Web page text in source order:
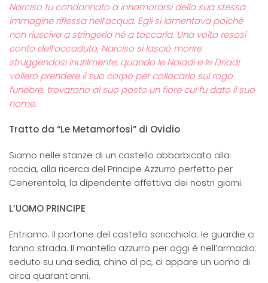
Narciso fu condannato a innamorarsi della sua stessa
immagine riflessa nell’acqua. Egli si lamentava poiché
non riusciva a stringerla né a toccarla. Una volta resosi
conto dell’accaduto, Narciso si lasciò morire
struggendosi inutilmente; quando le Naiadi e le Driadi
vollero prendere il suo corpo per collocarlo sul rogo
funebre, trovarono al suo posto un fiore cui fu dato il suo
nome.
Tratto da “Le Metamorfosi” di Ovidio
​Siamo nelle stanze di un castello abbarbicato alla
roccia, alla ricerca del Principe Azzurro perfetto per
Cenerentola, la dipendente affettiva dei nostri giorni.
L’UOMO PRINCIPE
Entriamo. Il portone del castello scricchiola: le guardie ci
fanno strada. Il mantello azzurro per oggi è nell’armadio:
seduto su una sedia, chino al pc, ci appare un uomo di
circa quarant’anni.